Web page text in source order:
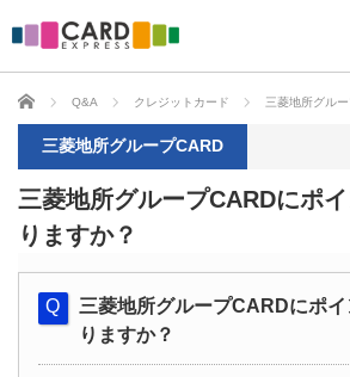
CARD EXPRESS
Q&A クレジットカード 三菱地所グル
三菱地所グループCARD
三菱地所グループCARDにポ
りますか？
三菱地所グループCARDにポ
りますか？